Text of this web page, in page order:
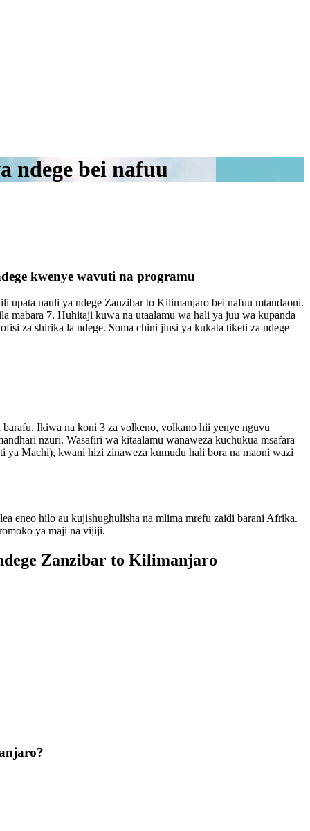
ndege bei nafuu
kwenye wavuti na programu
nauli ya ndege Zanzibar to Kilimanjaro bei nafuu mtandaoni.
mabara 7. Huhitaji kuwa na utaalamu wa hali ya juu wa kupanda
za shirika la ndege. Soma chini jinsi ya kukata tiketi za ndege
Ikiwa na koni 3 za volkeno, volkano hii yenye nguvu
nzuri. Wasafiri wa kitaalamu wanaweza kuchukua msafara
ya Machi), kwani hizi zinaweza kumudu hali bora na maoni wazi
eneo hilo au kujishughulisha na mlima mrefu zaidi barani Afrika.
ya maji na vijiji.
Zanzibar to Kilimanjaro